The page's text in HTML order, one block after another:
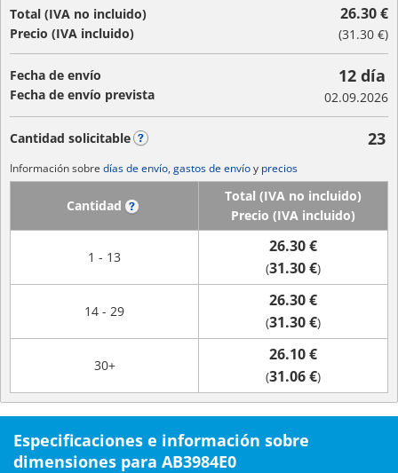
Total (IVA no incluido)
Precio (IVA incluido)
26.30 €
(31.30 €)
Fecha de envío
Fecha de envío prevista
12 día
02.09.2026
Cantidad solicitable 23
Información sobre días de envío, gastos de envíoy precios
Cantidad
Total (IVA no incluido)
Precio (IVA incluido)
1 - 13
26.30 €
(31.30 €)
14 - 29
26.30 €
(31.30 €)
30+
26.10 €
(31.06 €)
Especificaciones e información sobre
dimensiones para AB3984E0